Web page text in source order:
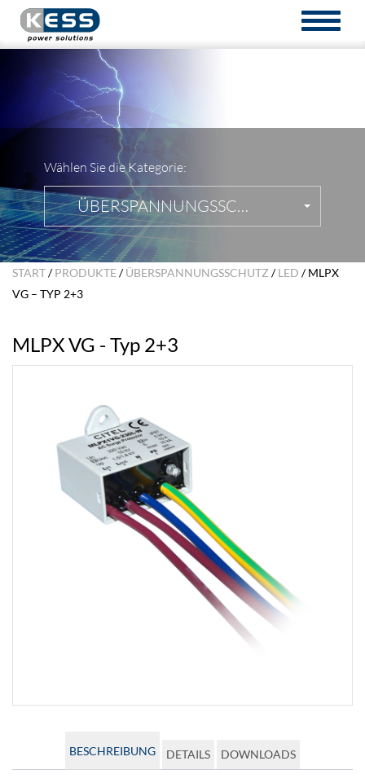
Wählen Sie die Kategorie:
ÜBERSPANNUNGSSCHUTZ
START/PRODUKTE/ÜBERSPANNUNGSSCHUTZ /LED / MLPX
VG – TYP 2+3
MLPX VG - Typ 2+3
BESCHREIBUNG DETAILS DOWNLOADS